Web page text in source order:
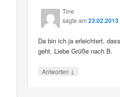
Tine
sagte am
Da bin ich ja erleichtert,
geht. Liebe Grüße nach B.
Antworten ↓